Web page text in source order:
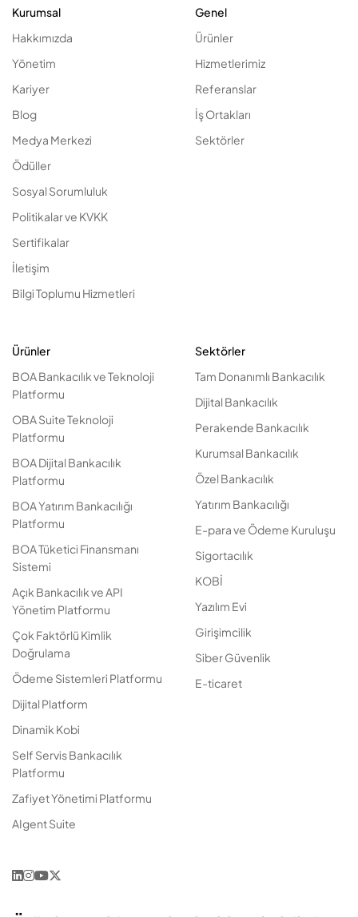
Kurumsal
Hakkımızda
Yönetim
Kariyer
Blog
Medya Merkezi
Ödüller
Sosyal Sorumluluk
Politikalar ve KVKK
Sertifikalar
İletişim
Bilgi Toplumu Hizmetleri
Genel
Ürünler
Hizmetlerimiz
Referanslar
İş Ortakları
Sektörler
Ürünler
BOA Bankacılık ve Teknoloji
Platformu
OBA Suite Teknoloji
Platformu
BOA Dijital Bankacılık
Platformu
BOA Yatırım Bankacılığı
Platformu
BOA Tüketici Finansmanı
Sistemi
Açık Bankacılık ve API
Yönetim Platformu
Çok Faktörlü Kimlik
Doğrulama
Ödeme Sistemleri Platformu
Dijital Platform
Dinamik Kobi
Self Servis Bankacılık
Platformu
Zafiyet Yönetimi Platformu
AIgent Suite
Sektörler
Tam Donanımlı Bankacılık
Dijital Bankacılık
Perakende Bankacılık
Kurumsal Bankacılık
Özel Bankacılık
Yatırım Bankacılığı
E-para ve Ödeme Kuruluşu
Sigortacılık
KOBİ
Yazılım Evi
Girişimcilik
Siber Güvenlik
E-ticaret